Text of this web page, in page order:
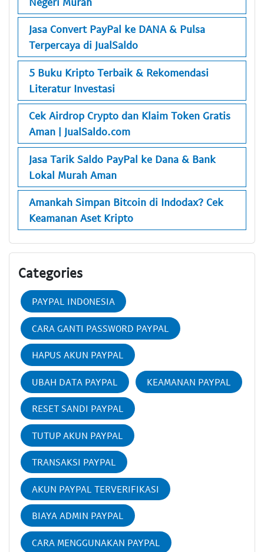
Jasa Convert PayPal ke DANA & Pulsa
Terpercaya di JualSaldo
5 Buku Kripto Terbaik & Rekomendasi
Literatur Investasi
Cek Airdrop Crypto dan Klaim Token Gratis
Aman | JualSaldo.com
Jasa Tarik Saldo PayPal ke Dana & Bank
Lokal Murah Aman
Amankah Simpan Bitcoin di Indodax? Cek
Keamanan Aset Kripto
Categories
PAYPAL INDONESIA
CARA GANTI PASSWORD PAYPAL
HAPUS AKUN PAYPAL
UBAH DATA PAYPAL KEAMANAN PAYPAL
RESET SANDI PAYPAL
TUTUP AKUN PAYPAL
TRANSAKSI PAYPAL
AKUN PAYPAL TERVERIFIKASI
BIAYA ADMIN PAYPAL
CARA MENGGUNAKAN PAYPAL